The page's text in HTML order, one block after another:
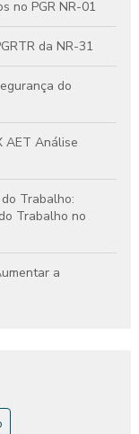
no PGR NR-01
da NR-31
do
AET Análise
Trabalho:
Trabalho no
a